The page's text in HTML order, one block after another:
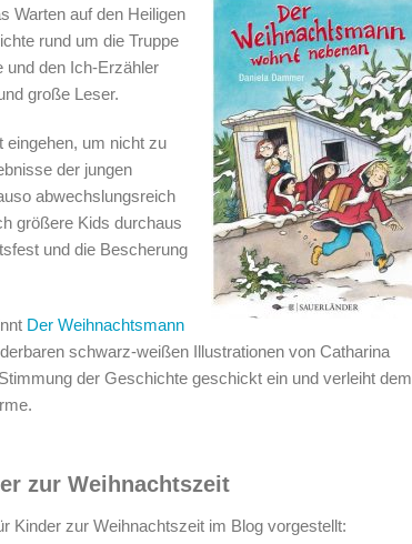
Warten auf den Heiligen
rund um die Truppe
den Ich-Erzähler
große Leser.
eingehen, um nicht zu
der jungen
abwechslungsreich
größere Kids durchaus
und die Bescherung
Der Weihnachtsmann
schwarz-weißen Illustrationen von Catharina
der Geschichte geschickt ein und verleiht dem
zur Weihnachtszeit
Kinder zur Weihnachtszeit im Blog vorgestellt: